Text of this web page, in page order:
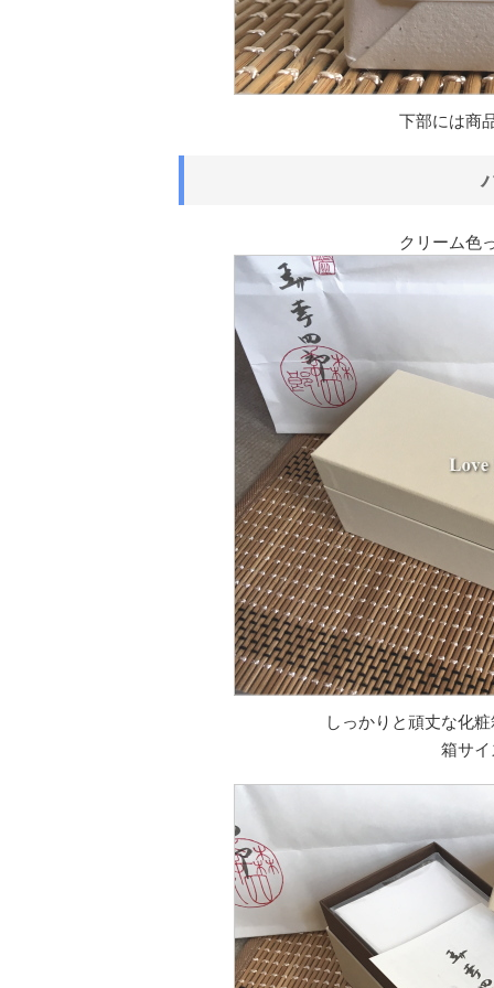
下部には商
クリーム色
しっかりと頑丈な化
箱サ